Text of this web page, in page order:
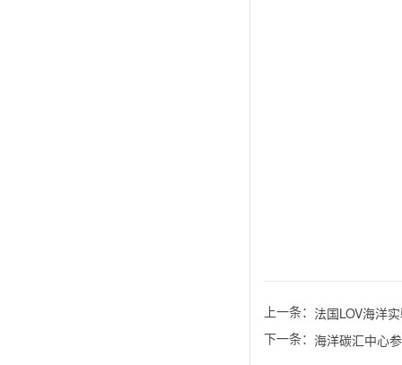
上一条： 法国LOV海洋
下一条： 海洋碳汇中心